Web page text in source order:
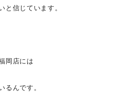
と信じています。
岡店には
るんです。